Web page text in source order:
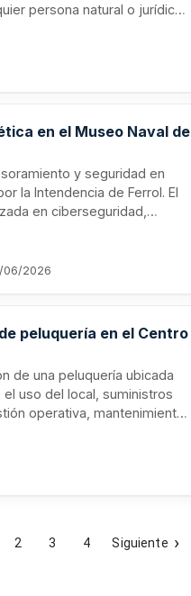
persona natural o jurídica
el Boletín Oficial de la
públicas.
en el Museo Naval de
y seguridad en
la Intendencia de Ferrol. El
en ciberseguridad,
informática. La
de protocolos de
06/2026
peluquería en el Centro
de una peluquería ubicada
uso del local, suministros
operativa, mantenimiento
debe abonar el canon
y garantizar la exposición
2 3 4 Siguiente